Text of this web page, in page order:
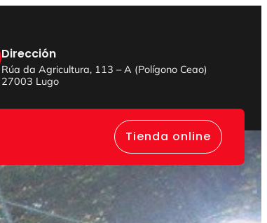
Dirección
Rúa da Agricultura, 113 – A (Polígono Ceao)
27003 Lugo
Tienda online